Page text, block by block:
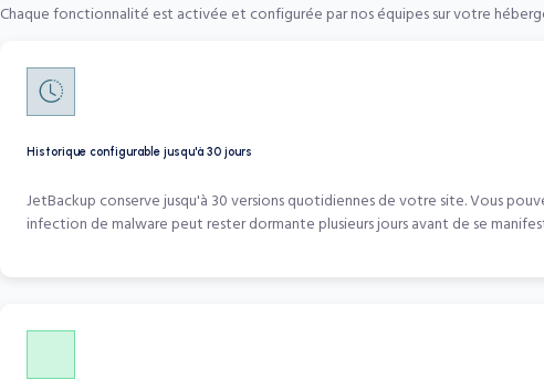
Chaque fonctionnalité est activée et configurée par nos équipes sur votre
Historique configurable jusqu'à 30 jours
JetBackup conserve jusqu'à 30 versions quotidiennes de votre site. Vous
infection de malware peut rester dormante plusieurs jours avant de se